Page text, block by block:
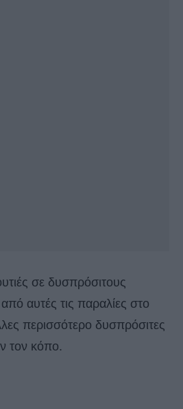
σε δυσπρόσιτους
αυτές τις παραλίες στο
περισσότερο δυσπρόσιτες
τον κόπο.